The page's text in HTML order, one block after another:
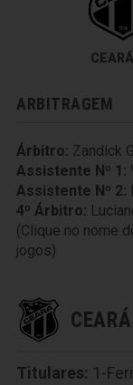
ARBITRAGEM
Árbitro: Zandick
Assistente Nº 1:
Assistente Nº 2:
4º Árbitro:
(Clique no nome
jogos)
Titulares: 1-